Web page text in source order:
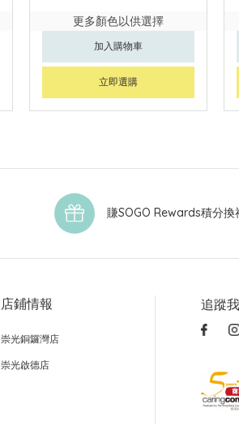
更多顏色以供選擇
加入購物車
立即選購
賺SOGO Rewards積分換
店鋪情報
崇光銅鑼灣店
崇光啟德店
追蹤